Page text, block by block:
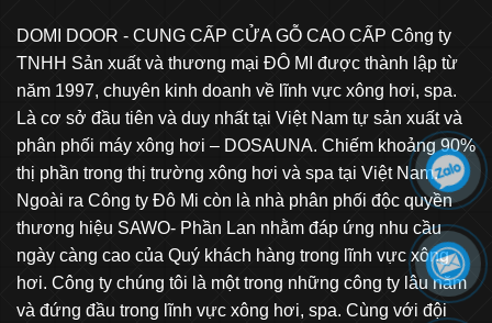
DOMI DOOR - CUNG CẤP CỬA GỖ CAO CẤP Công ty
TNHH Sản xuất và thương mại ĐÔ MI được thành lập từ
năm 1997, chuyên kinh doanh về lĩnh vực xông hơi, spa.
Là cơ sở đầu tiên và duy nhất tại Việt Nam tự sản xuất và
phân phối máy xông hơi – DOSAUNA. Chiếm khoảng 90%
thị phần trong thị trường xông hơi và spa tại Việt Nam.
Ngoài ra Công ty Đô Mi còn là nhà phân phối độc quyền
thương hiệu SAWO- Phần Lan nhằm đáp ứng nhu cầu
ngày càng cao của Quý khách hàng trong lĩnh vực xông
hơi. Công ty chúng tôi là một trong những công ty lâu năm
và đứng đầu trong lĩnh vực xông hơi, spa. Cùng với đội